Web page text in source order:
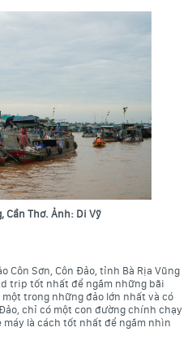
Cần Thơ. Ảnh: Di Vỹ
Côn Sơn, Côn Đảo, tỉnh Bà Rịa Vũng
trip tốt nhất để ngắm những bãi
một trong những đảo lớn nhất và có
chỉ có một con đường chính chạy
là cách tốt nhất để ngắm nhìn